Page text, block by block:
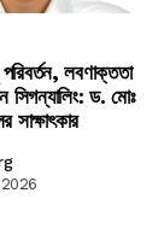
লবণাক্ততা
সিগন্যালিং: ড. মোঃ